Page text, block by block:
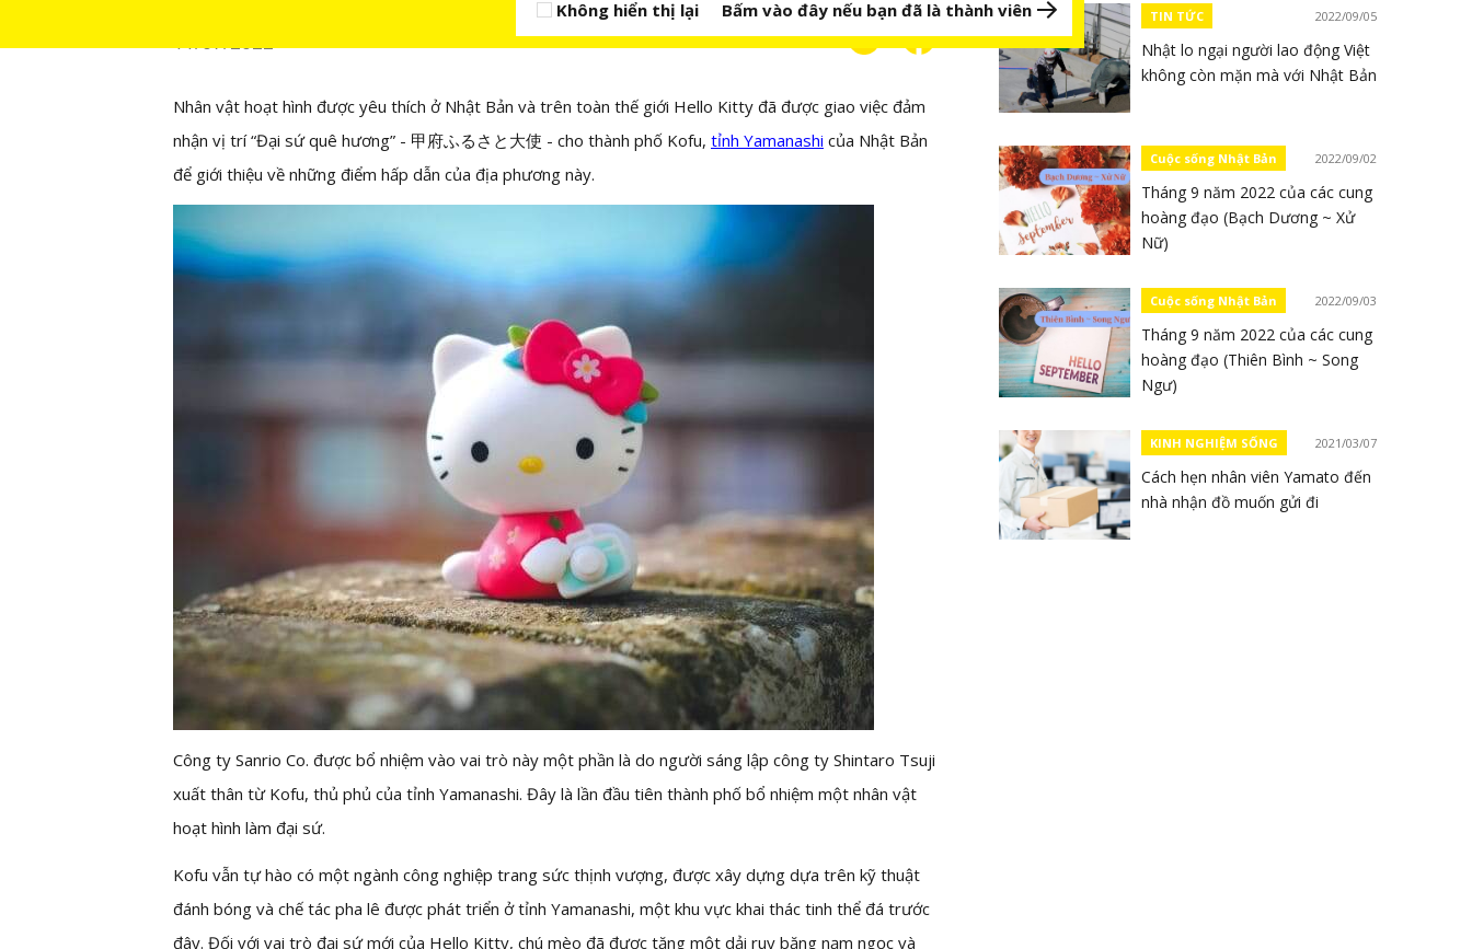
11/07/2022
Nhân vật hoạt hình được yêu thích ở Nhật Bản và trên toàn thế giới Hello Kitty đã được giao việc đảm
nhận vị trí “Đại sứ quê hương” - 甲府ふるさと大使 - cho thành phố Kofu, tỉnh Yamanashi của Nhật Bản
để giới thiệu về những điểm hấp dẫn của địa phương này.
Công ty Sanrio Co. được bổ nhiệm vào vai trò này một phần là do người sáng lập công ty Shintaro Tsuji
xuất thân từ Kofu, thủ phủ của tỉnh Yamanashi. Đây là lần đầu tiên thành phố bổ nhiệm một nhân vật
hoạt hình làm đại sứ.
Kofu vẫn tự hào có một ngành công nghiệp trang sức thịnh vượng, được xây dựng dựa trên kỹ thuật
đánh bóng và chế tác pha lê được phát triển ở tỉnh Yamanashi, một khu vực khai thác tinh thể đá trước
đây. Đối với vai trò đại sứ mới của Hello Kitty, chú mèo đã được tặng một dải ruy băng nạm ngọc và
TIN TỨC 2022/09/05
Nhật lo ngại người lao động Việt
không còn mặn mà với Nhật Bản
Cuộc sống Nhật Bản 2022/09/02
Tháng 9 năm 2022 của các cung
hoàng đạo (Bạch Dương ~ Xử
Nữ)
Cuộc sống Nhật Bản 2022/09/03
Tháng 9 năm 2022 của các cung
hoàng đạo (Thiên Bình ~ Song
Ngư)
KINH NGHIỆM SỐNG 2021/03/07
Cách hẹn nhân viên Yamato đến
nhà nhận đồ muốn gửi đi
Không hiển thị lại Bấm vào đây nếu bạn đã là thành viên